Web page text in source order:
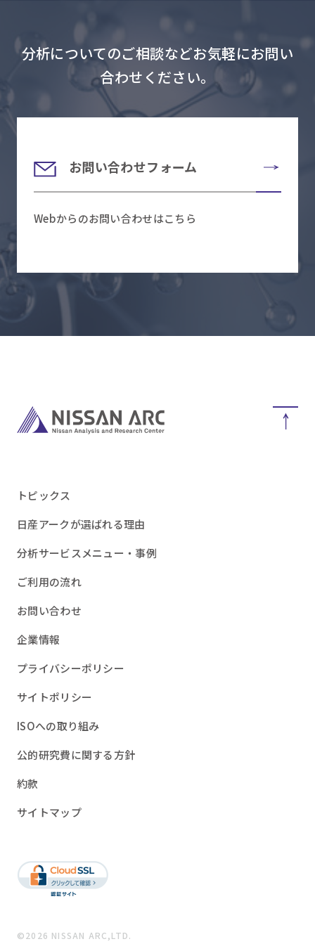
分析についてのご相談などお気軽にお問い
合わせください。
お問い合わせフォーム
Webからのお問い合わせはこちら
トピックス
日産アークが選ばれる理由
分析サービスメニュー・事例
ご利用の流れ
お問い合わせ
企業情報
プライバシーポリシー
サイトポリシー
ISOへの取り組み
公的研究費に関する方針
約款
サイトマップ
©2026 NISSAN ARC,LTD.